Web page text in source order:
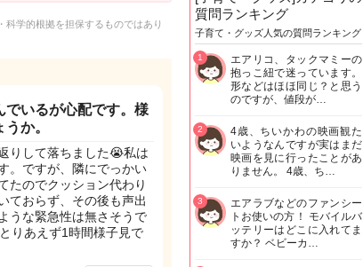
学的根拠を担保するものではあり
でいるが心配です。様
か。
りして落ちました😭私は
。ですが、隣にでっかい
たのでクッション代わり
ておらず、その後も声出
うな緊急性は無さそうで
りあえず1時間様子見で
質問ランキング
子育て・グッズ人気の質問ランキング
エアリコ、タックマミーの
抱っこ紐で迷っています。
形などはほほ同じ？と思う
のですが、値段が…
1
4歳、ちいかわの映画観た
いようなんですが実はまだ
映画を見に行ったことがあ
りません。 4歳、ち…
2
エアラブなどのファンシー
トお使いの方！ モバイルバ
ッテリーはどこに入れてま
すか？ ベビーカ…
3